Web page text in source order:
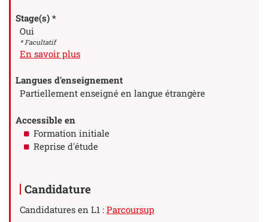
Stage(s) *
Oui
* Facultatif
En savoir plusà propos des Stage(s)
Langues d'enseignement
Partiellement enseigné en langue étrangère
Accessible en
Formation initiale
Reprise d'étude
Candidature
Candidatures en L1 : Parcoursup